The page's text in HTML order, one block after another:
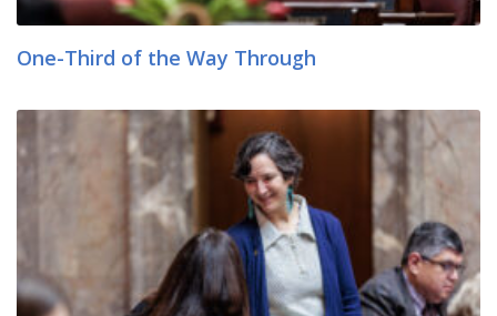
One-Third of the Way Through